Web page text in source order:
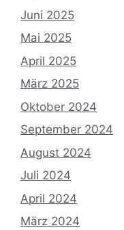
Juni 2025
Mai 2025
April 2025
März 2025
Oktober 2024
September 2024
August 2024
Juli 2024
April 2024
März 2024